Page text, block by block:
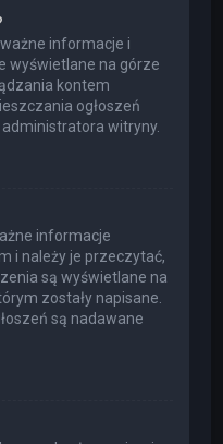
informacje i
wyświetlane na górze
kontem
ogłoszeń
witryny.
informacje
i należy je przeczytać,
są wyświetlane na
zostały napisane.
są nadawane